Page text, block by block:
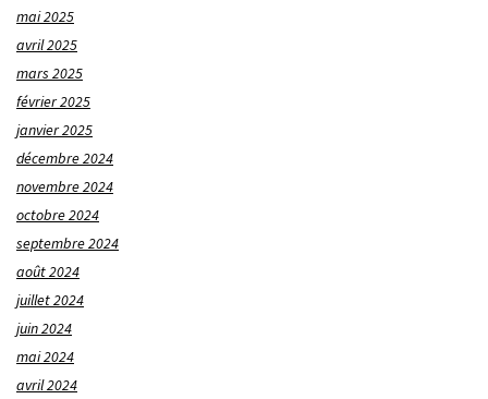
mai 2025
avril 2025
mars 2025
février 2025
janvier 2025
décembre 2024
novembre 2024
octobre 2024
septembre 2024
août 2024
juillet 2024
juin 2024
mai 2024
avril 2024